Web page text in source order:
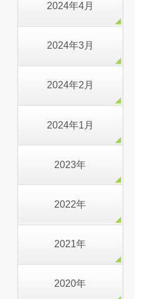
2024年4月
2024年3月
2024年2月
2024年1月
2023年
2022年
2021年
2020年